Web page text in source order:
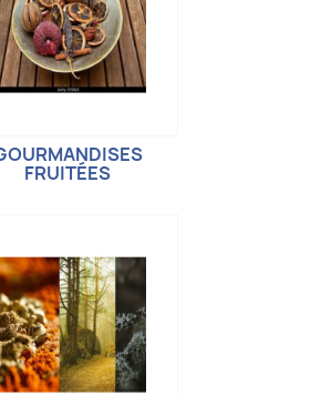
FRUITÉES